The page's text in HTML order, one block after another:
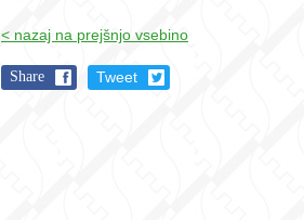
< nazaj na prejšnjo vsebino
Share Tweet